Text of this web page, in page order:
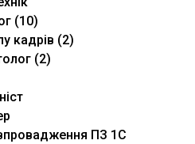
(10)
кадрів (2)
(2)
ПЗ 1С